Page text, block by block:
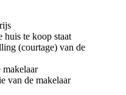
huis te koop staat
(courtage) van de
van de makelaar